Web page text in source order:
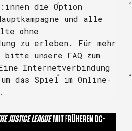
die Option
und alle
ohne
zu erleben. Für mehr
unsere FAQ zum
Internetverbindung
das Spiel im Online-
JUSTICE LEAGUEMIT FRÜHEREN DC-